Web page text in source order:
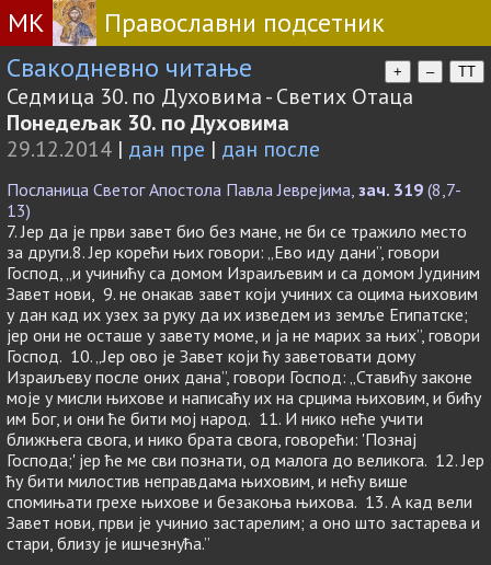
МК
Православни подсетник
Свакодневно читање
+ – TT
Седмица 30. по Духовима - Светих Отаца
Понедељак 30. по Духовима
29.12.2014 | дан пре | дан после
Посланица Светог Апостола Павла Јеврејима, зач. 319 (8,7-
13)
7. Јер да је први завет био без мане, не би се тражило место
за други.8. Јер корећи њих говори: „Ево иду дани”, говори
Господ, „и учинићу са домом Израиљевим и са домом Јудиним
Завет нови, 9. не онакав завет који учиних са оцима њиховим
у дан кад их узех за руку да их изведем из земље Египатске;
јер они не осташе у завету моме, и ја не марих за њих”, говори
Господ. 10. „Јер ово је Завет који ћу заветовати дому
Израиљеву после оних дана”, говори Господ: „Ставићу законе
моје у мисли њихове и написаћу их на срцима њиховим, и бићу
им Бог, и они ће бити мој народ. 11. И нико неће учити
ближњега свога, и нико брата свога, говорећи: 'Познај
Господа;' јер ће ме сви познати, од малога до великога. 12. Јер
ћу бити милостив неправдама њиховим, и нећу више
спомињати грехе њихове и безакоња њихова. 13. А кад вели
Завет нови, први је учинио застарелим; а оно што застарева и
стари, близу је ишчезнућа.”